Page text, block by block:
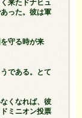
来たドナヒュ
った。彼は軍
守る時が来
である。とて
くなれば、彼
ミニオン投票